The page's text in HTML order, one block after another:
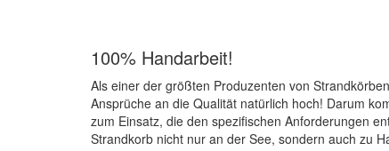
100% Handarbeit!
Als einer der größten Produzenten von
Ansprüche an die Qualität natürlich hoch! Darum
zum Einsatz, die den spezifischen Anforderungen
Strandkorb nicht nur an der See, sondern auch zu